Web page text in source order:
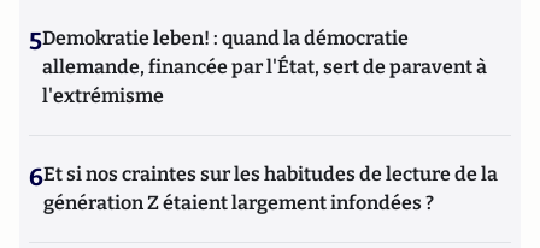
5Demokratie leben! : quand la démocratie
allemande, financée par l'État, sert de paravent à
l'extrémisme
6Et si nos craintes sur les habitudes de lecture de la
génération Z étaient largement infondées ?